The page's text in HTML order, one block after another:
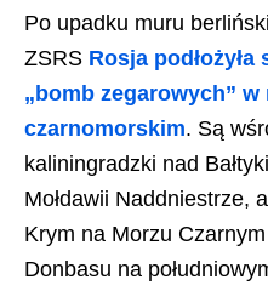
Po upadku muru
ZSRS Rosja
„bomb zegarowych” w
czarnomorskim. Są
kaliningradzki nad
Mołdawii Naddniestrze,
Krym na Morzu
Donbasu na